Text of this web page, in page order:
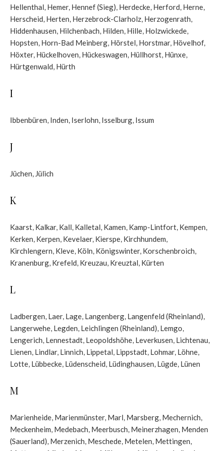
Hellenthal, Hemer, Hennef (Sieg), Herdecke, Herford, Herne,
Herscheid, Herten, Herzebrock-Clarholz, Herzogenrath,
Hiddenhausen, Hilchenbach, Hilden, Hille, Holzwickede,
Hopsten, Horn-Bad Meinberg, Hörstel, Horstmar, Hövelhof,
Höxter, Hückelhoven, Hückeswagen, Hüllhorst, Hünxe,
Hürtgenwald, Hürth
I
Ibbenbüren, Inden, Iserlohn, Isselburg, Issum
J
Jüchen, Jülich
K
Kaarst, Kalkar, Kall, Kalletal, Kamen, Kamp-Lintfort, Kempen,
Kerken, Kerpen, Kevelaer, Kierspe, Kirchhundem,
Kirchlengern, Kleve, Köln, Königswinter, Korschenbroich,
Kranenburg, Krefeld, Kreuzau, Kreuztal, Kürten
L
Ladbergen, Laer, Lage, Langenberg, Langenfeld (Rheinland),
Langerwehe, Legden, Leichlingen (Rheinland), Lemgo,
Lengerich, Lennestadt, Leopoldshöhe, Leverkusen, Lichtenau,
Lienen, Lindlar, Linnich, Lippetal, Lippstadt, Lohmar, Löhne,
Lotte, Lübbecke, Lüdenscheid, Lüdinghausen, Lügde, Lünen
M
Marienheide, Marienmünster, Marl, Marsberg, Mechernich,
Meckenheim, Medebach, Meerbusch, Meinerzhagen, Menden
(Sauerland), Merzenich, Meschede, Metelen, Mettingen,